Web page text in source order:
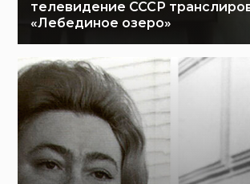
телевидение СССР
«Лебединое озеро»